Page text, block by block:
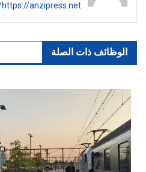
https://anzipress.net/
الوظائف ذات الصلة